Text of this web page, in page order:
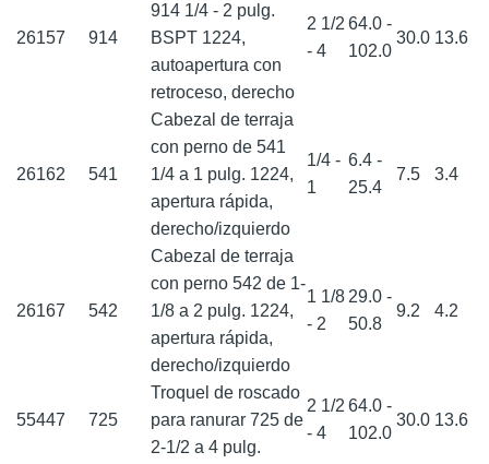
26157 914
914 1/4 - 2 pulg.
BSPT 1224,
autoapertura con
retroceso, derecho
2 1/2
- 4
64.0 -
102.0
30.0 13.6
26162 541
Cabezal de terraja
con perno de 541
1/4 a 1 pulg. 1224,
apertura rápida,
derecho/izquierdo
1/4 -
1
6.4 -
25.4
7.5 3.4
26167 542
Cabezal de terraja
con perno 542 de 1-
1/8 a 2 pulg. 1224,
apertura rápida,
derecho/izquierdo
1 1/8
- 2
29.0 -
50.8
9.2 4.2
55447 725
Troquel de roscado
para ranurar 725 de
2-1/2 a 4 pulg.
2 1/2
- 4
64.0 -
102.0
30.0 13.6